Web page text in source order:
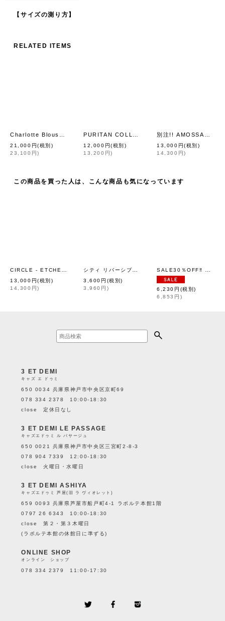
【サイズの測り方】
RELATED ITEMS
Wanderclad etc..]
21,000 円(税別)
23,100 円)
[Wanderclad etc..
12,000 円(税別)
13,200 円)
13,000 円(税別)
14,300 円)
この商品を買った人は、こんな商品も気になっています
[KEYHOLDER ]
13,000 円(税別)
14,300 円)
3,600 円 (税別)
3,960 円 ) 6,230 円 (税別)
6,853 円 )
3 ET DEMI
キャズ エ ドゥミ
650 0034 兵庫県神戸市中央区京町69
078 334 2378 10:00-18:30
close 定休日なし
3 ET DEMI LE PASSAGE
キャズエドゥミ ル パサージュ
650 0021 兵庫県神戸市中央区三宮町2-8-3
078 904 7339 12:00-18:30
close 火曜日・水曜日
3 ET DEMI ASHIYA
キャズエドゥミ 芦屋(旧 ラ ヴィオレット)
659 0093 兵庫県芦屋市船戸町4-1 ラポルテ本館1階
0797 26 6343 10:00-18:30
close 第２・第３木曜日
(ラポルテ本館の休館日に準ずる)
ONLINE SHOP
オンライン ショップ
078 334 2379 11:00-17:30